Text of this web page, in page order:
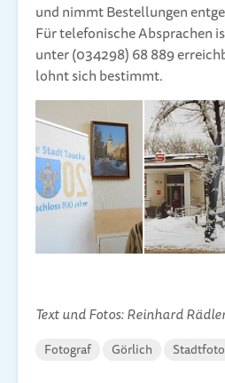
und nimmt Bestellungen
Für telefonische Absprachen
unter (034298) 68 889
lohnt sich bestimmt.
Text und Fotos: Reinhard
Fotograf Görlich